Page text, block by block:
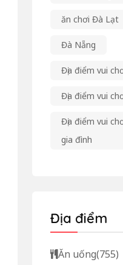
ăn chơi Đà Lạt
Đà Nẵng
Địa điểm vui
Địa điểm vui
Địa điểm vui
gia đình
Địa điểm
Ăn uống(755)